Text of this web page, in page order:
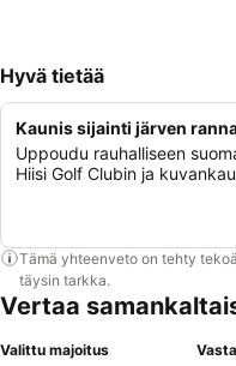
Hyvä tietää
Kaunis sijainti järven
Uppoudu rauhalliseen
Hiisi Golf Clubin ja
Tämä yhteenveto on tehty
täysin tarkka.
Vertaa
Valittu majoitus